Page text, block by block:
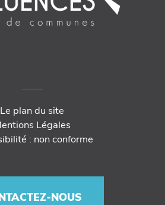
Le plan du site
Légales
: non conforme
NOUS